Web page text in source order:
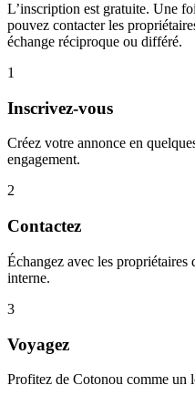
L’inscription est gratuite. Une
pouvez contacter les
échange réciproque ou différé.
1
Inscrivez-vous
Créez votre annonce en
engagement.
2
Contactez
Échangez avec les propriétaires
interne.
3
Voyagez
Profitez de Cotonou comme un